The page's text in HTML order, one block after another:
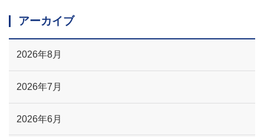
アーカイブ
2026年8月
2026年7月
2026年6月